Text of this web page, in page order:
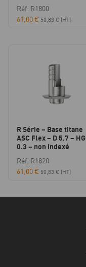
Réf: R1800
61,00€ 50,83 € (HT)
R Série – Base titane
ASC Flex – D 5.7 – HG
0.3 – non indexé
Réf: R1820
61,00€ 50,83 € (HT)